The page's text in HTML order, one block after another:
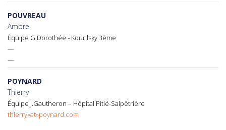
POUVREAU
Ambre
Équipe G.Dorothée - Kourilsky 3ème
—
—
POYNARD
Thierry
Équipe J.Gautheron – Hôpital Pitié-Salpêtrière
thierry«at»poynard.com